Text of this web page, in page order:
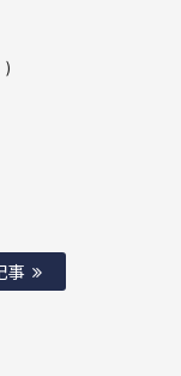
)
事